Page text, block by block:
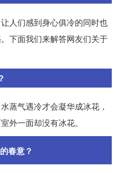
人们感到身心俱冷的同时也
下面我们来解答网友们关于
蒸气遇冷才会凝华成冰花，
外一面却没有冰花。
春意？